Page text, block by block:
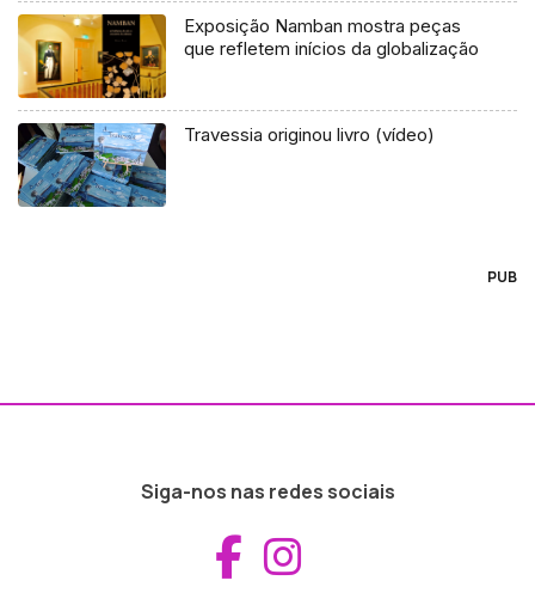
Exposição Namban mostra peças
que refletem inícios da globalização
Travessia originou livro (vídeo)
PUB
Siga-nos nas redes sociais
Aceder ao